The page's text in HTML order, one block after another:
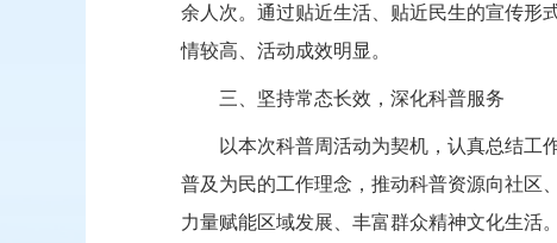
余人次。通过贴近生活、贴近民生的宣传形
情较高、活动成效明显。
三、坚持常态长效，深化科普服务
以本次科普周活动为契机，认真总结工
普及为民的工作理念，推动科普资源向社区
力量赋能区域发展、丰富群众精神文化生活。